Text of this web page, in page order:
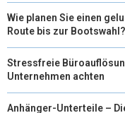
Wie planen Sie einen
Route bis zur Bootswahl?
Stressfreie
Unternehmen achten
Anhänger-Unterteile –